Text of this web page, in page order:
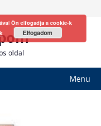
oldal
Menu
Ön elfogadja a cookie-k
Elfogadom